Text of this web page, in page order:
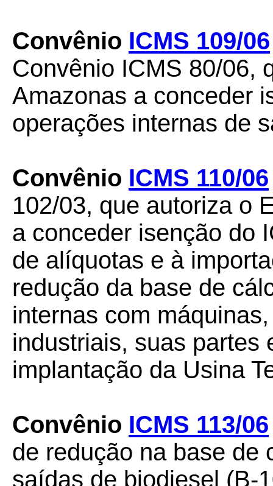
Convênio ICMS 109/06
Convênio ICMS 80/06,
Amazonas a conceder
operações internas de
Convênio ICMS 110/06
102/03, que autoriza o
a conceder isenção do
de alíquotas e à
redução da base de
internas com
industriais, suas partes
implantação da Usina
Convênio ICMS 113/06
de redução na base de
saídas de biodiesel (B-